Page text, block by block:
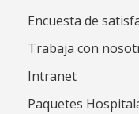
Encuesta de
Trabaja con
Intranet
Paquetes